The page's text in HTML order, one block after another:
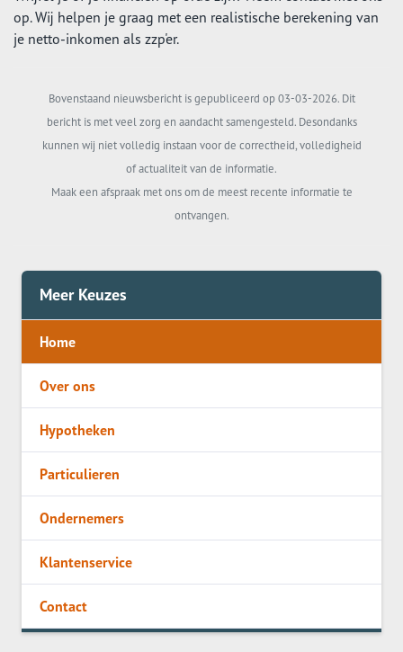
op. Wij helpen je graag met een realistische berekening van
je netto-inkomen als zzp'er.
Bovenstaand nieuwsbericht is gepubliceerd op 03-03-2026. Dit
bericht is met veel zorg en aandacht samengesteld. Desondanks
kunnen wij niet volledig instaan voor de correctheid, volledigheid
of actualiteit van de informatie.
Maak een afspraak met ons om de meest recente informatie te
ontvangen.
Meer Keuzes
Home
Over ons
Hypotheken
Particulieren
Ondernemers
Klantenservice
Contact